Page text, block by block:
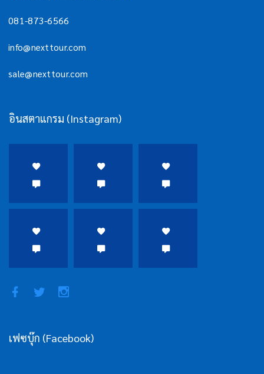
081-873-6566
info@nexttour.com
sale@nexttour.com
อินสตาแกรม (Instagram)
เฟซบุ๊ก (Facebook)